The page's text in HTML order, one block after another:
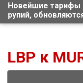
Новейшие тарифы
рупий,
LBP к